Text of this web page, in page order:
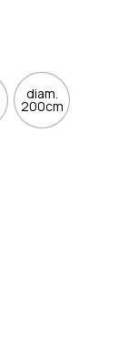
diam.
200cm